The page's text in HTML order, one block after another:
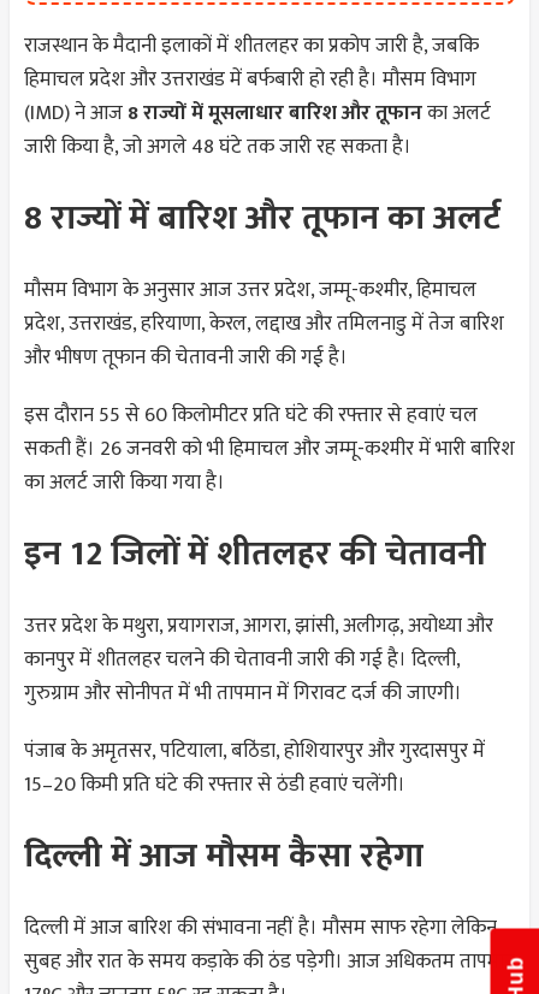
राजस्थान के मैदानी इलाकों में शीतलहर का प्रकोप जारी है, जबकि
हिमाचल प्रदेश और उत्तराखंड में बर्फबारी हो रही है। मौसम विभाग
(IMD) ने आज8 राज्यों में मूसलाधार बारिश और तूफानका अलर्ट
जारी किया है, जो अगले 48 घंटे तक जारी रह सकता है।
8 राज्यों में बारिश और तूफान का अलर्ट
मौसम विभाग के अनुसार आज उत्तर प्रदेश, जम्मू-कश्मीर, हिमाचल
प्रदेश, उत्तराखंड, हरियाणा, केरल, लद्दाख और तमिलनाडु में तेज बारिश
और भीषण तूफान की चेतावनी जारी की गई है।
इस दौरान 55 से 60 किलोमीटर प्रति घंटे की रफ्तार से हवाएं चल
सकती हैं। 26 जनवरी को भी हिमाचल और जम्मू-कश्मीर में भारी बारिश
का अलर्ट जारी किया गया है।
इन 12 जिलों में शीतलहर की चेतावनी
उत्तर प्रदेश के मथुरा, प्रयागराज, आगरा, झांसी, अलीगढ़, अयोध्या और
कानपुर में शीतलहर चलने की चेतावनी जारी की गई है। दिल्ली,
गुरुग्राम और सोनीपत में भी तापमान में गिरावट दर्ज की जाएगी।
पंजाब के अमृतसर, पटियाला, बठिंडा, होशियारपुर और गुरदासपुर में
15–20 किमी प्रति घंटे की रफ्तार से ठंडी हवाएं चलेंगी।
दिल्ली में आज मौसम कैसा रहेगा
दिल्ली में आज बारिश की संभावना नहीं है। मौसम साफ रहेगा लेकिन
सुबह और रात के समय कड़ाके की ठंड पड़ेगी। आज अधिकतम तापमान